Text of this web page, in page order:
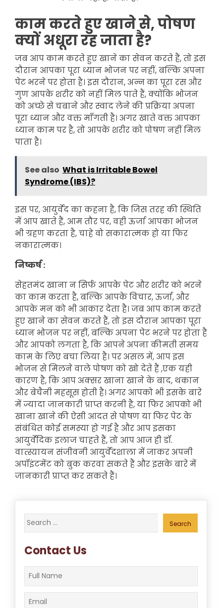
काम करते हुए खाने से, पोषण
क्यों अधूरा रह जाता है?
जब आप काम करते हुए खाने का सेवन करते हैं, तो इस
दौरान आपका पूरा ध्यान भोजन पर नहीं, बल्कि अपना
पेट भरने पर होता है। इस दौरान, अन्न का पूरा रस और
गुण आपके शरीर को नहीं मिल पाते हैं, क्योंकि भोजन
को अच्छे से चबाने और स्वाद लेने की प्रक्रिया अपना
पूरा ध्यान और वक्त माँगती है। अगर खाते वक्त आपका
ध्यान काम पर है, तो आपके शरीर को पोषण नहीं मिल
पाता है।
See also What is Irritable Bowel
Syndrome (IBS)?
इस पर, आयुर्वेद का कहना है, कि जिस तरह की स्थिति
में आप खाते हैं, आम तौर पर, वही ऊर्जा आपका भोजन
भी ग्रहण करता है, चाहे वो सकारात्मक हो या फिर
नकारात्मक।
निष्कर्ष :
सेहतमंद खाना न सिर्फ आपके पेट और शरीर को भरने
का काम करता है, बल्कि आपके विचार, ऊर्जा, और
आपके मन को भी आकार देता है। जब आप काम करते
हुए खाने का सेवन करते हैं, तो इस दौरान आपका पूरा
ध्यान भोजन पर नहीं, बल्कि अपना पेट भरने पर होता है
और आपको लगता है, कि आपने अपना कीमती समय
काम के लिए बचा लिया है। पर असल में, आप इस
भोजन से मिलने वाले पोषण को खो देते हैं ,एक यही
कारण है, कि आप अक्सर खाना खाने के बाद, थकान
और बेचैनी महसूस होती है। अगर आपको भी इसके बारे
में ज्यादा जानकारी प्राप्त करनी है, या फिर आपको भी
खाना खाने की ऐसी आदत से पोषण या फिर पेट के
संबंधित कोई समस्या हो गई है और आप इसका
आयुर्वेदिक इलाज चाहते हैं, तो आप आज ही डॉ.
वात्स्यायन संजीवनी आयुर्वेदशाला में जाकर अपनी
अपॉइंटमेंट को बुक करवा सकते हैं और इसके बारे में
जानकारी प्राप्त कर सकते हैं।
Search
for:
Contact Us